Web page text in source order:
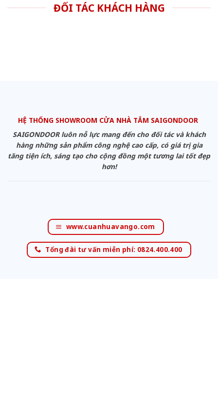
ĐỐI TÁC KHÁCH HÀNG
HỆ THỐNG SHOWROOM CỬA NHÀ TẮM SAIGONDOOR
SAIGONDOOR luôn nỗ lực mang đến cho đối tác và khách
hàng những sản phẩm công nghệ cao cấp, có giá trị gia
tăng tiện ích, sáng tạo cho cộng đồng một tương lai tốt đẹp
hơn!
www.cuanhuavango.com
Tổng đài tư vấn miễn phí: 0824.400.400